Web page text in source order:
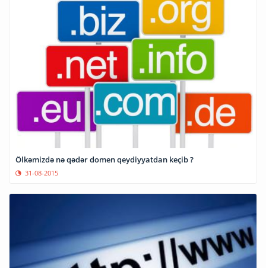
Ölkəmizdə nə qədər domen qeydiyyatdan keçib ?
31-08-2015